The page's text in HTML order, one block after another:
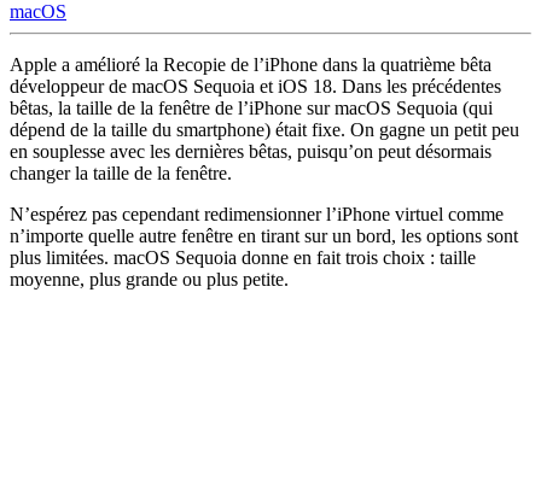
macOS
Apple a amélioré la Recopie de l’iPhone dans la quatrième bêta
développeur de macOS Sequoia et iOS 18. Dans les précédentes
bêtas, la taille de la fenêtre de l’iPhone sur macOS Sequoia (qui
dépend de la taille du smartphone) était fixe. On gagne un petit peu
en souplesse avec les dernières bêtas, puisqu’on peut désormais
changer la taille de la fenêtre.
N’espérez pas cependant redimensionner l’iPhone virtuel comme
n’importe quelle autre fenêtre en tirant sur un bord, les options sont
plus limitées. macOS Sequoia donne en fait trois choix : taille
moyenne, plus grande ou plus petite.